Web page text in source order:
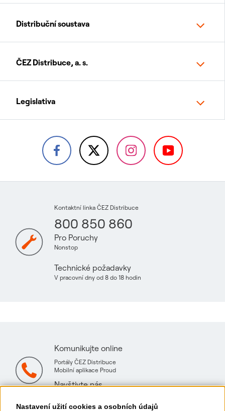
Nastavení užití cookies a osobních údajů
Distribuční soustava
ČEZ Distribuce, a. s.
Legislativa
Kontaktní linka ČEZ Distribuce
800 850 860
Pro Poruchy
Nonstop
Technické požadavky
V pracovní dny od 8 do 18 hodin
Komunikujte online
Portály ČEZ Distribuce
Mobilní aplikace Proud
Navštivte nás